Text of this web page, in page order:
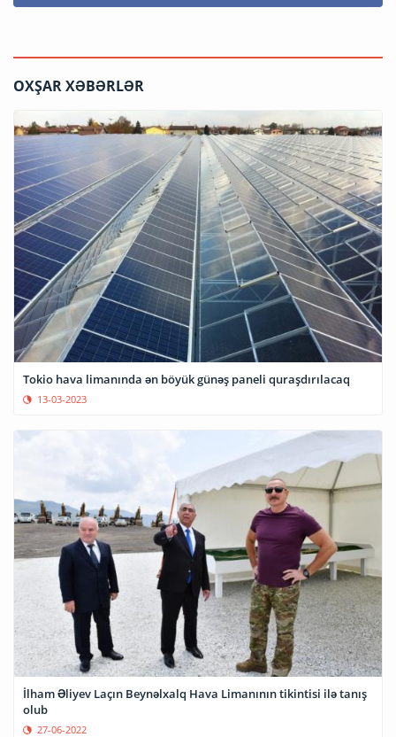
OXŞAR XƏBƏRLƏR
Tokio hava limanında ən böyük günəş paneli quraşdırılacaq
13-03-2023
İlham Əliyev Laçın Beynəlxalq Hava Limanının tikintisi ilə tanış
olub
27-06-2022